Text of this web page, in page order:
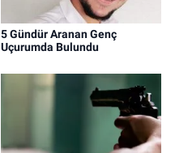
5 Gündür Aranan Genç
Uçurumda Bulundu